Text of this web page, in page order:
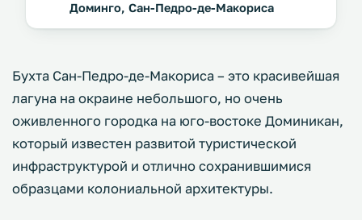
Доминго, Сан-Педро-де-Макориса
Бухта Сан-Педро-де-Макориса – это красивейшая
лагуна на окраине небольшого, но очень
оживленного городка на юго-востоке Доминикан,
который известен развитой туристической
инфраструктурой и отлично сохранившимися
образцами колониальной архитектуры.